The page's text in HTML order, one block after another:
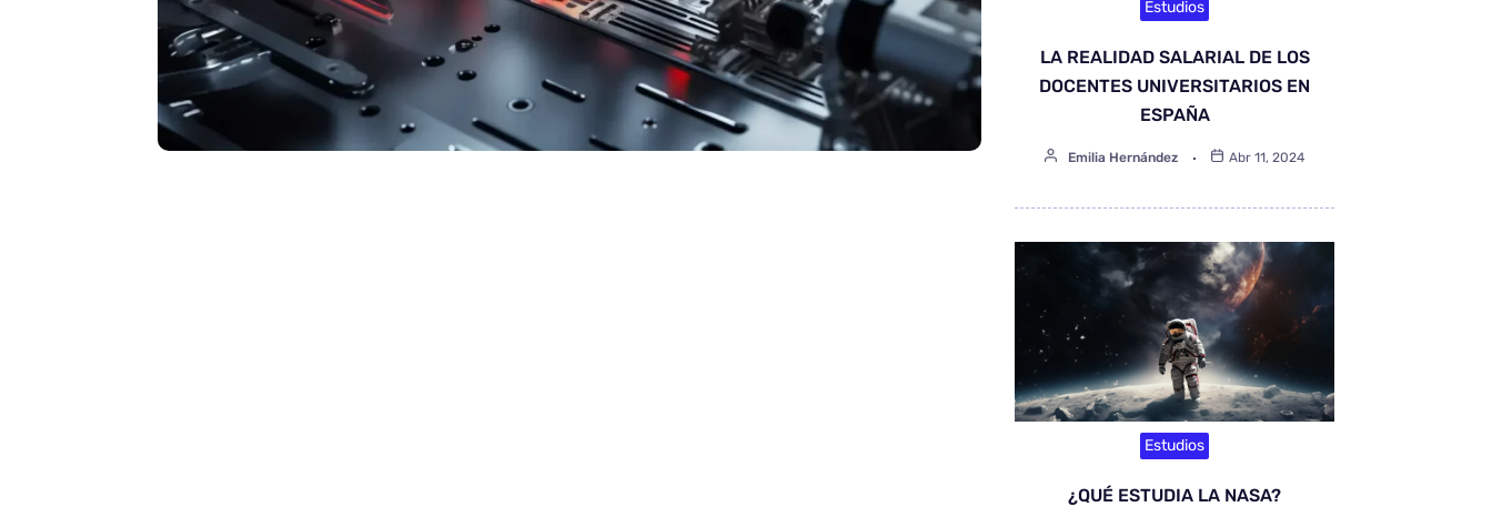
Estudios
LA REALIDAD SALARIAL DE LOS
DOCENTES UNIVERSITARIOS EN
ESPAÑA
Emilia Hernández Abr 11, 2024
Estudios
¿QUÉ ESTUDIA LA NASA?